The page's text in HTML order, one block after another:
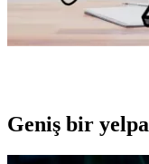
Geniş bir